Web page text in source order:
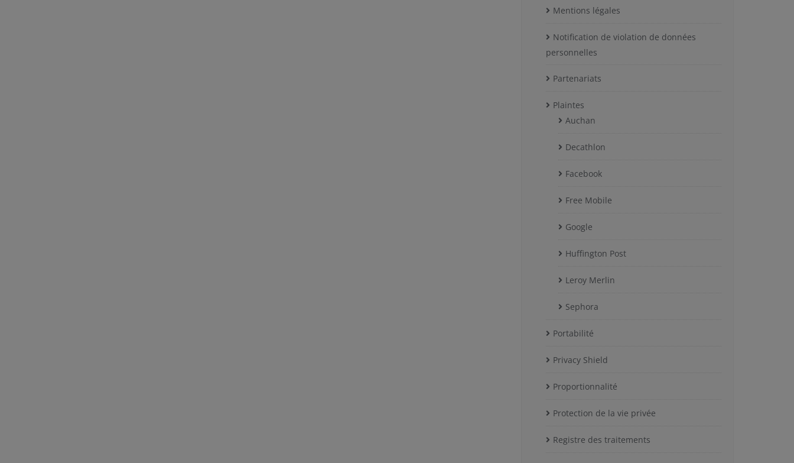
Mentions légales
Notification de violation de données
personnelles
Partenariats
Plaintes
Auchan
Decathlon
Facebook
Free Mobile
Google
Huffington Post
Leroy Merlin
Sephora
Portabilité
Privacy Shield
Proportionnalité
Protection de la vie privée
Registre des traitements